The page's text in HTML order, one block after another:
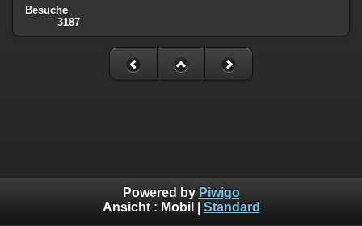
Besuche
3187
Powered by Piwigo
Ansicht : Mobil Standard